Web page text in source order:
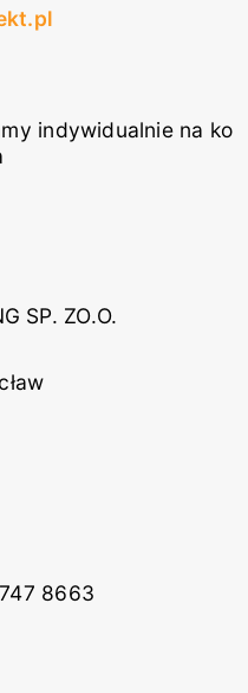
indywidualnie na ko
SP. ZO.O.
8663